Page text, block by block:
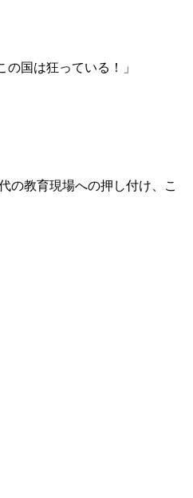
国は狂っている！ 」
の教育現場への押し付け、こ